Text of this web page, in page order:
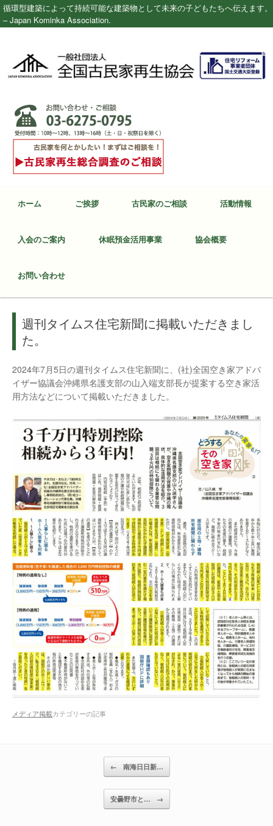
循環型建築によって持続可能な建築物として未来の子どもたちへ伝えます。
– Japan Kominka Association.
ホーム ご挨拶 古民家のご相談 活動情報
入会のご案内 休眠預金活用事業 協会概要
お問い合わせ
週刊タイムス住宅新聞に掲載いただきまし
た。
2024年7月5日の週刊タイムス住宅新聞に、(社)全国空き家アドバ
イザー協議会沖縄県名護支部の山入端支部長が提案する空き家活
用方法などについて掲載いただきました。
メディア掲載カテゴリーの記事
← 南海日日新…
安曇野市と… →